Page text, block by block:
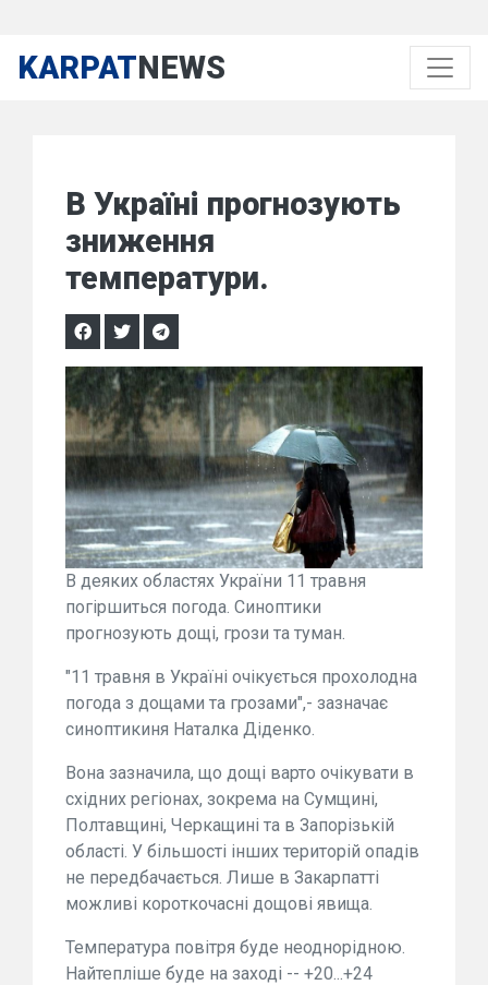
KARPATNEWS
В Україні прогнозують
зниження
температури.
В деяких областях України 11 травня
погіршиться погода. Синоптики
прогнозують дощі, грози та туман.
"11 травня в Україні очікується прохолодна
погода з дощами та грозами",- зазначає
синоптикиня Наталка Діденко.
Вона зазначила, що дощі варто очікувати в
східних регіонах, зокрема на Сумщині,
Полтавщині, Черкащині та в Запорізькій
області. У більшості інших територій опадів
не передбачається. Лише в Закарпатті
можливі короткочасні дощові явища.
Температура повітря буде неоднорідною.
Найтепліше буде на заході -- +20...+24